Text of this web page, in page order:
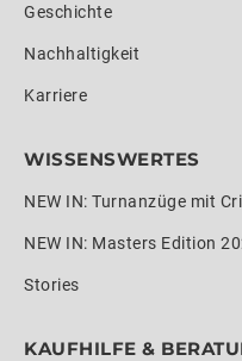
Geschichte
Nachhaltigkeit
Karriere
WISSENSWERTES
NEW IN: Turnanzüge mit
NEW IN: Masters Edition
Stories
KAUFHILFE &